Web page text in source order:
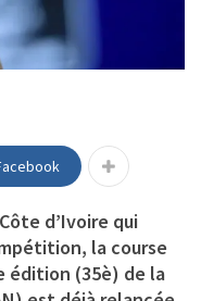
d’Ivoire qui
la course
édition (35è) de la